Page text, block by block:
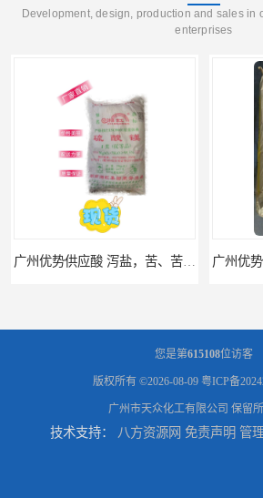
Development, design, production and sales in
enterprises
广州供
您是第615108位访客
版权所有 ©2026-08-09 粤ICP备
广州市天众化工有限公司 保留
技术支持： 八方资源网 免责声明 管